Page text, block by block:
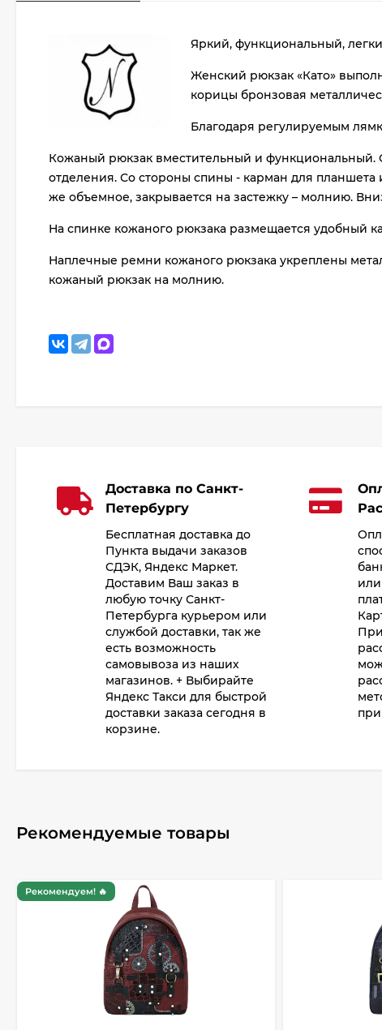
Яркий, функциональный,
Женский рюкзак «Като»
корицы бронзовая
Благодаря регулируемым
Кожаный рюкзак вместительный и функциональный.
отделения. Со стороны спины - карман для
же объемное, закрывается на застежку – молнию.
На спинке кожаного рюкзака размещается удобный
Наплечные ремни кожаного рюкзака укреплены
кожаный рюкзак на молнию.
Доставка по Санкт-
Петербургу
Бесплатная доставка до
Пункта выдачи заказов
СДЭК, Яндекс Маркет.
Доставим Ваш заказ в
любую точку Санкт-
Петербурга курьером или
службой доставки, так же
есть возможность
самовывоза из наших
магазинов. + Выбирайте
Яндекс Такси для быстрой
доставки заказа сегодня в
корзине.
Рекомендуемые товары
Рекомендуем! 🔥